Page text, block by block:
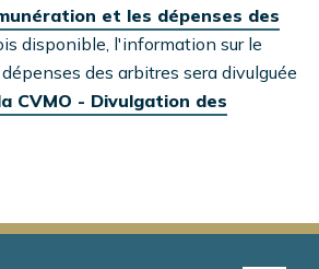
et les dépenses des
disponible, l'information sur le
des arbitres sera divulguée
CVMO - Divulgation des